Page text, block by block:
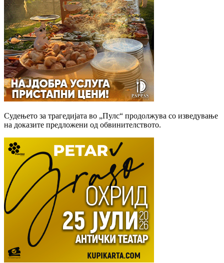
Судењето за трагедијата во „Пулс“ продолжува со изведување
на доказите предложени од обвинителството.